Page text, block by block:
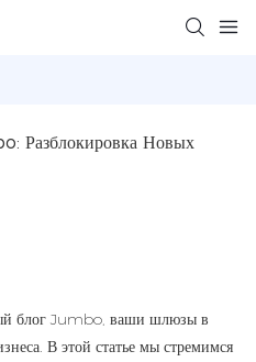
Разблокировка Новых
блог Jumbo, ваши шлюзы в
В этой статье мы стремимся